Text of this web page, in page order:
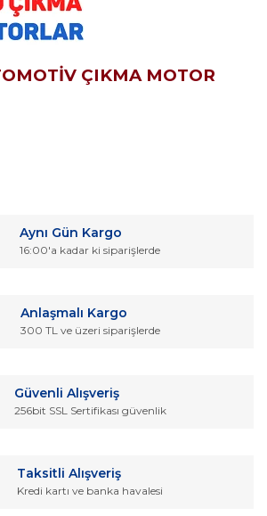
ÇIKMA MOTOR
için teşekkür ederiz.
hatalar bulunuyor.
Gönder
Aynı Gün Kargo
16:00'a kadar ki siparişlerde
Anlaşmalı Kargo
300 TL ve üzeri siparişlerde
Güvenli Alışveriş
256bit SSL Sertifikası güvenlik
Taksitli Alışveriş
Kredi kartı ve banka havalesi